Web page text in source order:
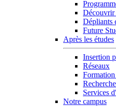
Découvrir
Dépliants
Future
Après les études
Insertion
Réseaux
Services
Notre campus